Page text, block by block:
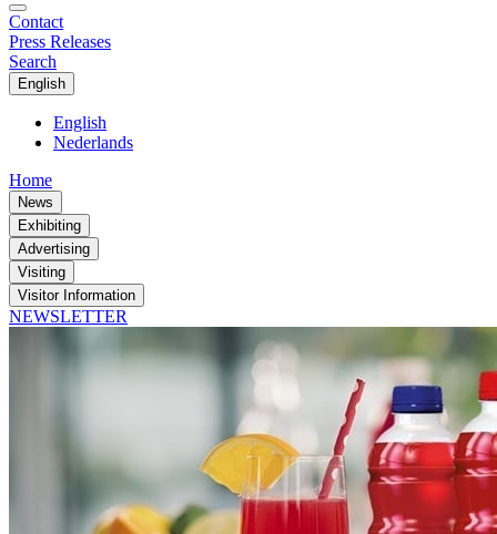
Contact
Press Releases
Search
English
English
Nederlands
Home
News
Exhibiting
Advertising
Visiting
Visitor Information
NEWSLETTER